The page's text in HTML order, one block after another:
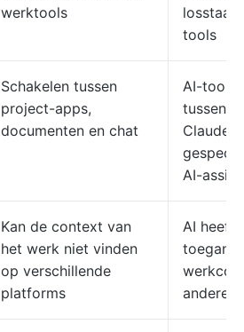
werktools
tools
Schakelen tussen
project-apps,
documenten en chat
AI-
tussen
Claude
AI-
Kan de context van
het werk niet vinden
op verschillende
platforms
AI heeft
toegang
andere